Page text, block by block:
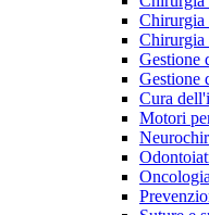
Catalogo prodotti
Chirurgia
Chirurgia
Gestione
Gestione
Cura
Motori
Oncologia